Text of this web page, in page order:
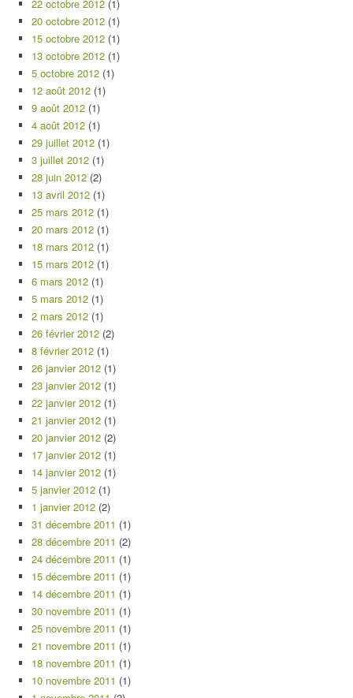
22 octobre 2012 (1)
20 octobre 2012 (1)
15 octobre 2012 (1)
13 octobre 2012 (1)
5 octobre 2012 (1)
12 août 2012 (1)
9 août 2012 (1)
4 août 2012 (1)
29 juillet 2012 (1)
3 juillet 2012 (1)
28 juin 2012 (2)
13 avril 2012 (1)
25 mars 2012 (1)
20 mars 2012 (1)
18 mars 2012 (1)
15 mars 2012 (1)
6 mars 2012 (1)
5 mars 2012 (1)
2 mars 2012 (1)
26 février 2012 (2)
8 février 2012 (1)
26 janvier 2012 (1)
23 janvier 2012 (1)
22 janvier 2012 (1)
21 janvier 2012 (1)
20 janvier 2012 (2)
17 janvier 2012 (1)
14 janvier 2012 (1)
5 janvier 2012 (1)
1 janvier 2012 (2)
31 décembre 2011 (1)
28 décembre 2011 (2)
24 décembre 2011 (1)
15 décembre 2011 (1)
14 décembre 2011 (1)
30 novembre 2011 (1)
25 novembre 2011 (1)
21 novembre 2011 (1)
18 novembre 2011 (1)
10 novembre 2011 (1)